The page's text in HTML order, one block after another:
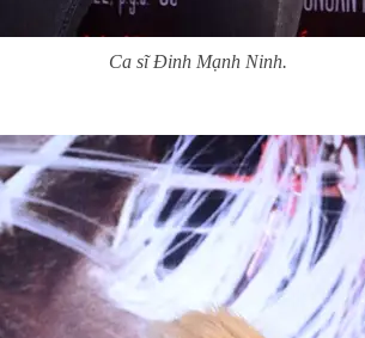
Ca sĩ Đinh Mạnh Ninh.